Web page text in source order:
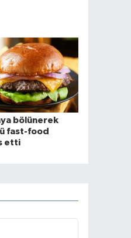
bölünerek
fast-food
etti